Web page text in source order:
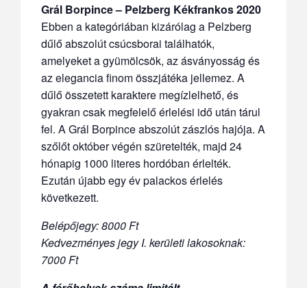
Grál Borpince – Pelzberg Kékfrankos 2020
Ebben a kategóriában kizárólag a Pelzberg
dűlő abszolút csúcsborai találhatók,
amelyeket a gyümölcsök, az ásványosság és
az elegancia finom összjátéka jellemez. A
dűlő összetett karaktere megízlelhető, és
gyakran csak megfelelő érlelési idő után tárul
fel. A Grál Borpince abszolút zászlós hajója. A
szőlőt október végén szüretelték, majd 24
hónapig 1000 literes hordóban érlelték.
Ezután újabb egy év palackos érlelés
következett.
Belépőjegy: 8000 Ft
Kedvezményes jegy I. kerületi lakosoknak:
7000 Ft